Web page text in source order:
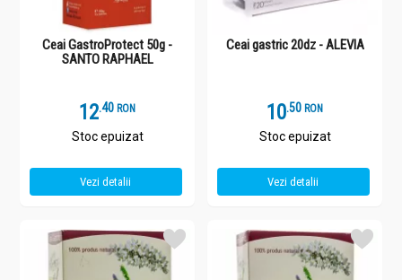
Ceai GastroProtect 50g -
SANTO RAPHAEL
12.4 RON
Stoc epuizat
Vezi detalii
Ceai gastric 20dz - ALEVIA
10.5 RON
Stoc epuizat
Vezi detalii